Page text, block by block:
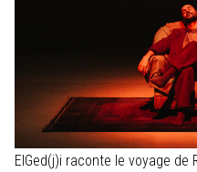
ElGed(j)i raconte le voyage de